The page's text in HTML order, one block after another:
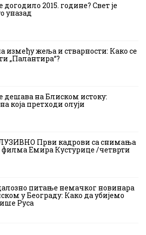
догодило 2015. године? Свет је
уназад
између жеља и стварности: Како се
„Палантира“?
дешава на Блиском истоку:
која претходи олуји
Први кадрови са снимања
филма Емира Кустурице /четврти
питање немачког новинара
у Београду: Како да убијемо
Руса